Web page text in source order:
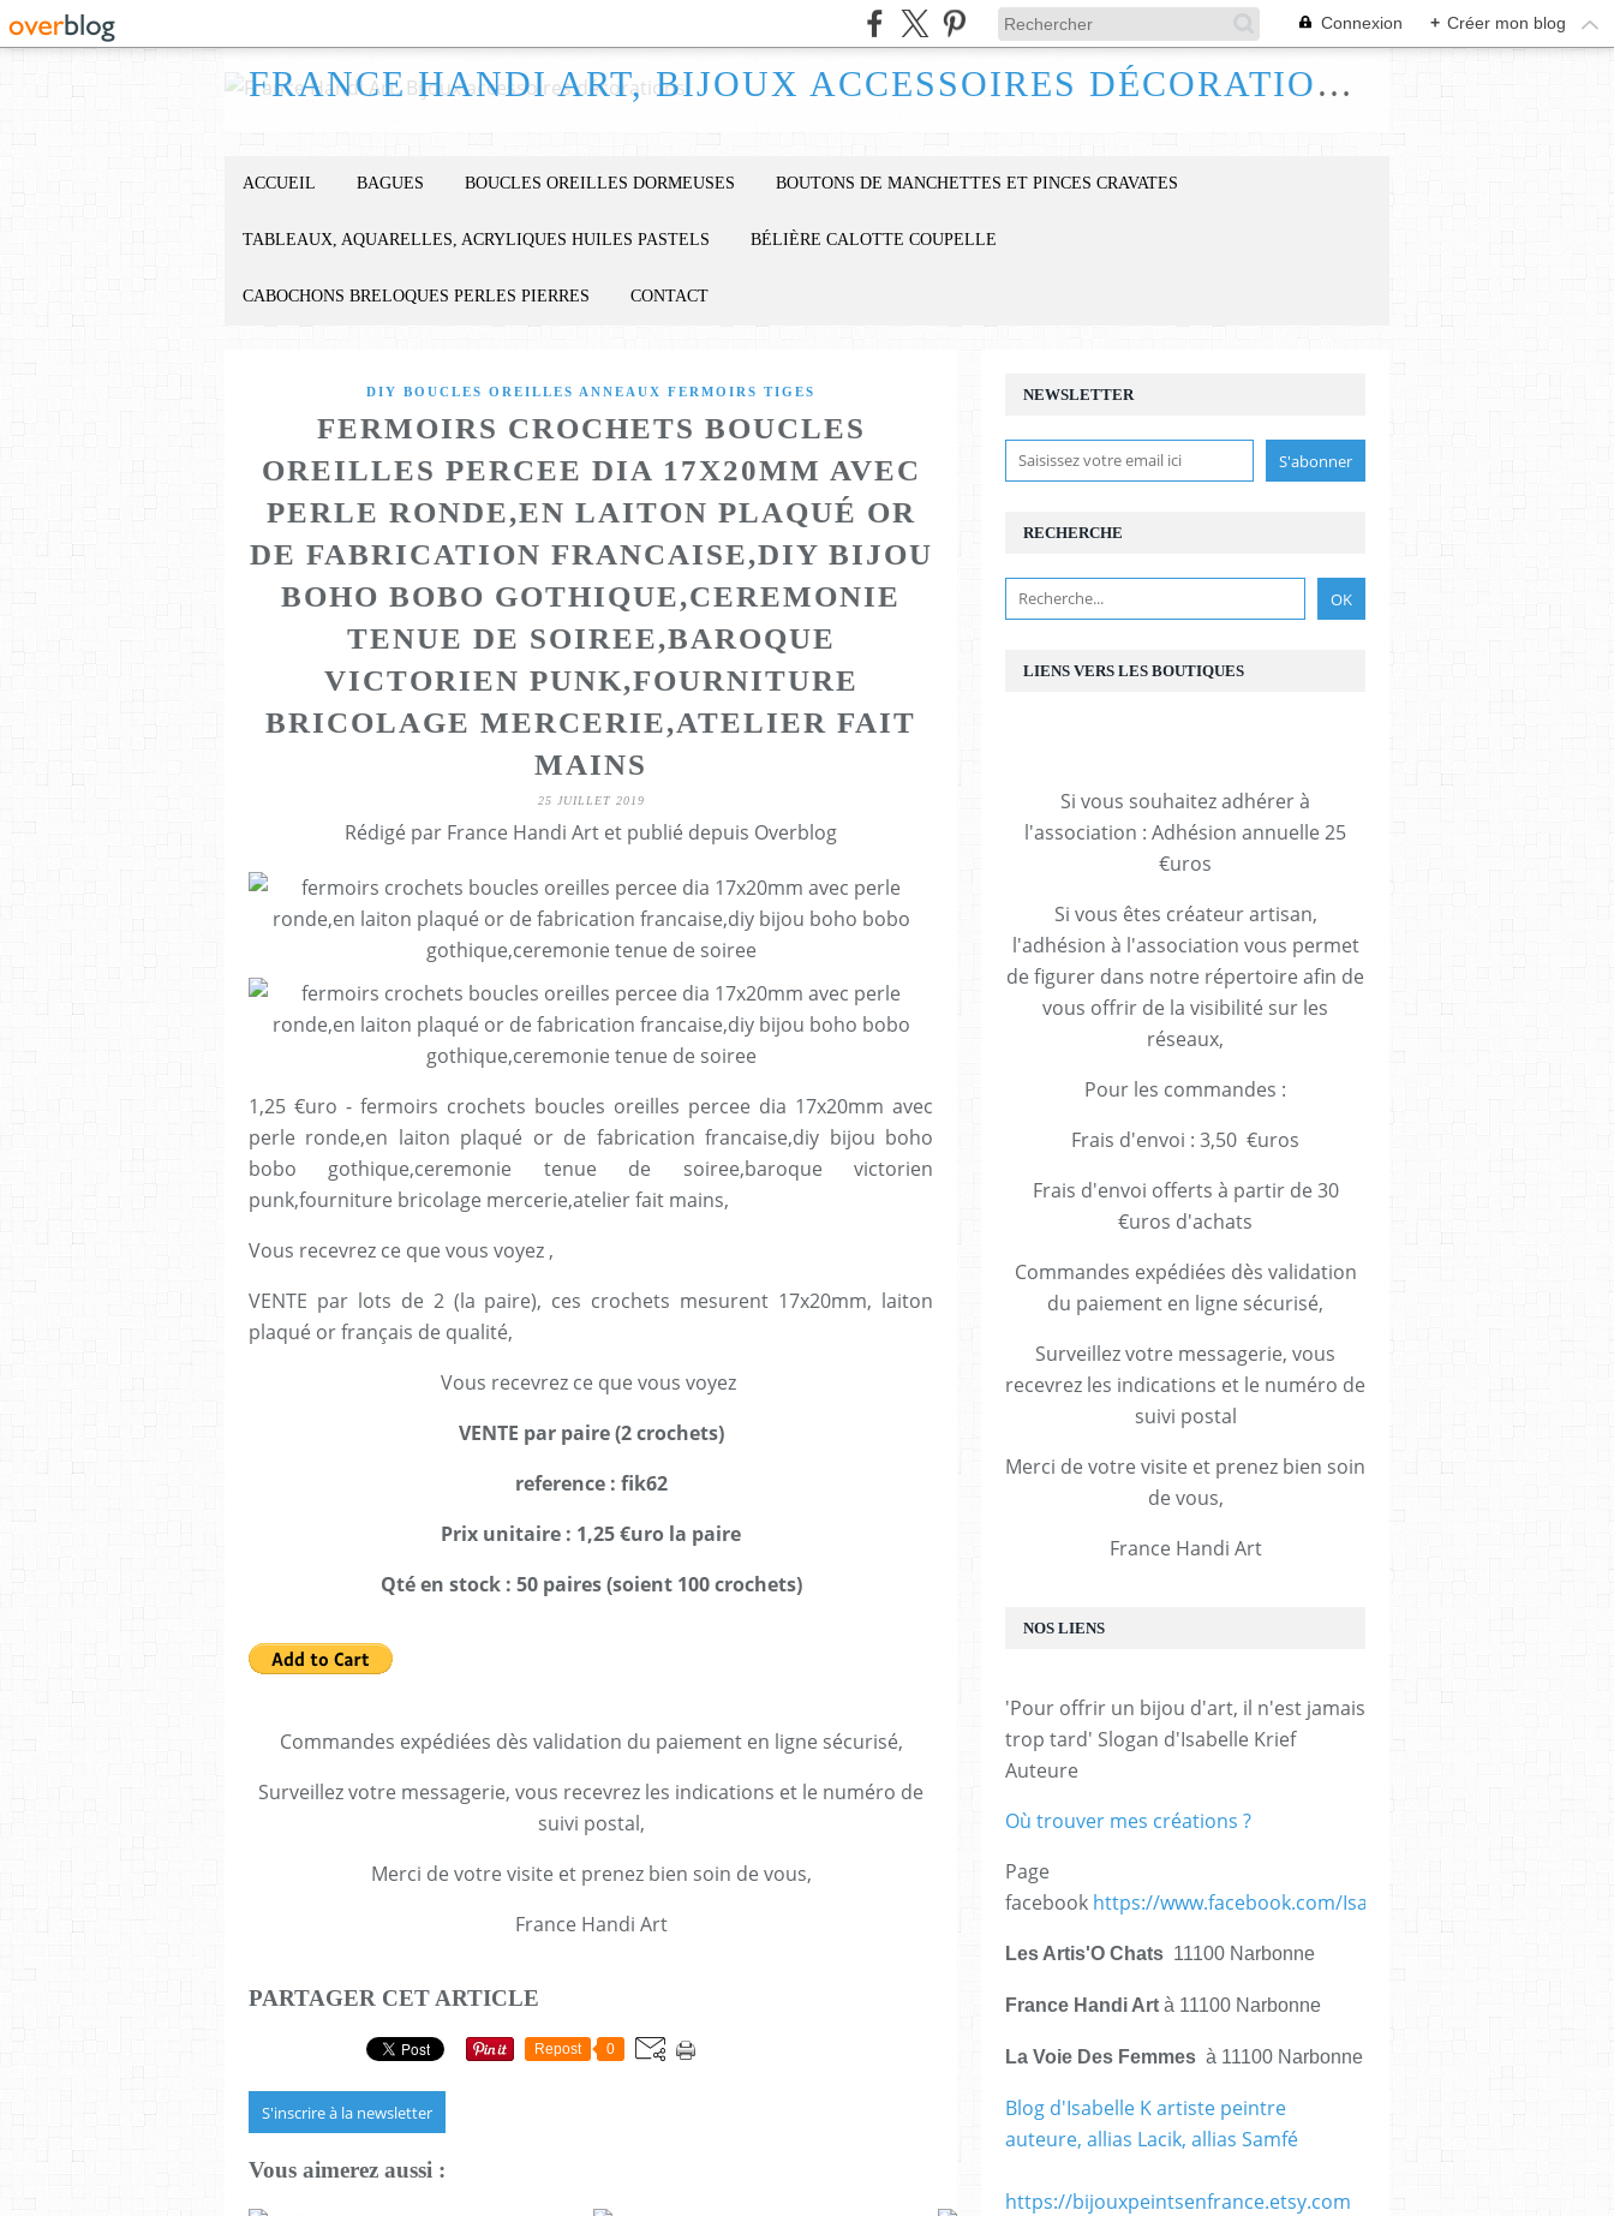
Connexion + Créer mon blog
FRANCE HANDI ART, BIJOUX ACCESSOIRES DÉCORATIONS
ACCUEIL BAGUES BOUCLES OREILLES DORMEUSES BOUTONS DE MANCHETTES ET PINCES CRAVATES
TABLEAUX, AQUARELLES, ACRYLIQUES HUILES PASTELS BÉLIÈRE CALOTTE COUPELLE
CABOCHONS BRELOQUES PERLES PIERRES CONTACT
DIY BOUCLES OREILLES ANNEAUX FERMOIRS TIGES
FERMOIRS CROCHETS BOUCLES
OREILLES PERCEE DIA 17X20MM AVEC
PERLE RONDE,EN LAITON PLAQUÉ OR
DE FABRICATION FRANCAISE,DIY BIJOU
BOHO BOBO GOTHIQUE,CEREMONIE
TENUE DE SOIREE,BAROQUE
VICTORIEN PUNK,FOURNITURE
BRICOLAGE MERCERIE,ATELIER FAIT
MAINS
25 JUILLET 2019
Rédigé par France Handi Art et publié depuis Overblog
1,25 €uro - fermoirs crochets boucles oreilles percee dia 17x20mm avec
perle ronde,en laiton plaqué or de fabrication francaise,diy bijou boho
bobo gothique,ceremonie tenue de soiree,baroque victorien
punk,fourniture bricolage mercerie,atelier fait mains,
Vous recevrez ce que vous voyez ,
VENTE par lots de 2 (la paire), ces crochets mesurent 17x20mm, laiton
plaqué or français de qualité,
Vous recevrez ce que vous voyez
VENTE par paire (2 crochets)
reference : fik62
Prix unitaire : 1,25 €uro la paire
Qté en stock : 50 paires (soient 100 crochets)
Commandes expédiées dès validation du paiement en ligne sécurisé,
Surveillez votre messagerie, vous recevrez les indications et le numéro de
suivi postal,
Merci de votre visite et prenez bien soin de vous,
France Handi Art
PARTAGER CET ARTICLE
Repost 0
S'inscrire à la newsletter
Vous aimerez aussi :
NEWSLETTER
RECHERCHE
LIENS VERS LES BOUTIQUES
Si vous souhaitez adhérer à
l'association : Adhésion annuelle 25
€uros
Si vous êtes créateur artisan,
l'adhésion à l'association vous permet
de figurer dans notre répertoire afin de
vous offrir de la visibilité sur les
réseaux,
Pour les commandes :
Frais d'envoi : 3,50 €uros
Frais d'envoi offerts à partir de 30
€uros d'achats
Commandes expédiées dès validation
du paiement en ligne sécurisé,
Surveillez votre messagerie, vous
recevrez les indications et le numéro de
suivi postal
Merci de votre visite et prenez bien soin
de vous,
France Handi Art
NOS LIENS
'Pour offrir un bijou d'art, il n'est jamais
trop tard' Slogan d'Isabelle Krief
Auteure
Où trouver mes créations ?
Page
facebook https://www.facebook.com/IsabelleKrief.ArtistePeintre/
Les Artis'O Chats 11100 Narbonne
France Handi Art à 11100 Narbonne
La Voie Des Femmes à 11100 Narbonne
Blog d'Isabelle K artiste peintre
auteure, allias Lacik, allias Samfé
https://bijouxpeintsenfrance.etsy.com